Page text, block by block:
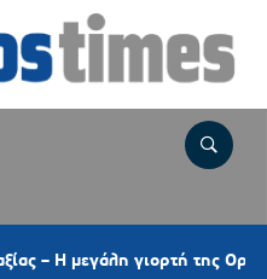
γιορτή της Ορθοδοξίας